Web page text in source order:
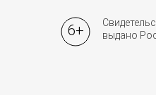
6+
выдано